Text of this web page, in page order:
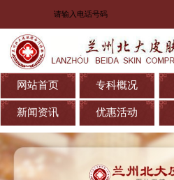
网站首页 专科概况
新闻资讯 优惠活动